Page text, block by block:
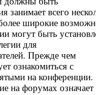
занимает всего
широкие
могут быть
для
Прежде чем
ознакомиться с
на конференции.
на форумах означает